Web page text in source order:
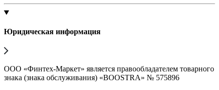
Юридическая информация
ООО «Финтех-Маркет» является правообладателем товарного
знака (знака обслуживания) «BOOSTRA» № 575896